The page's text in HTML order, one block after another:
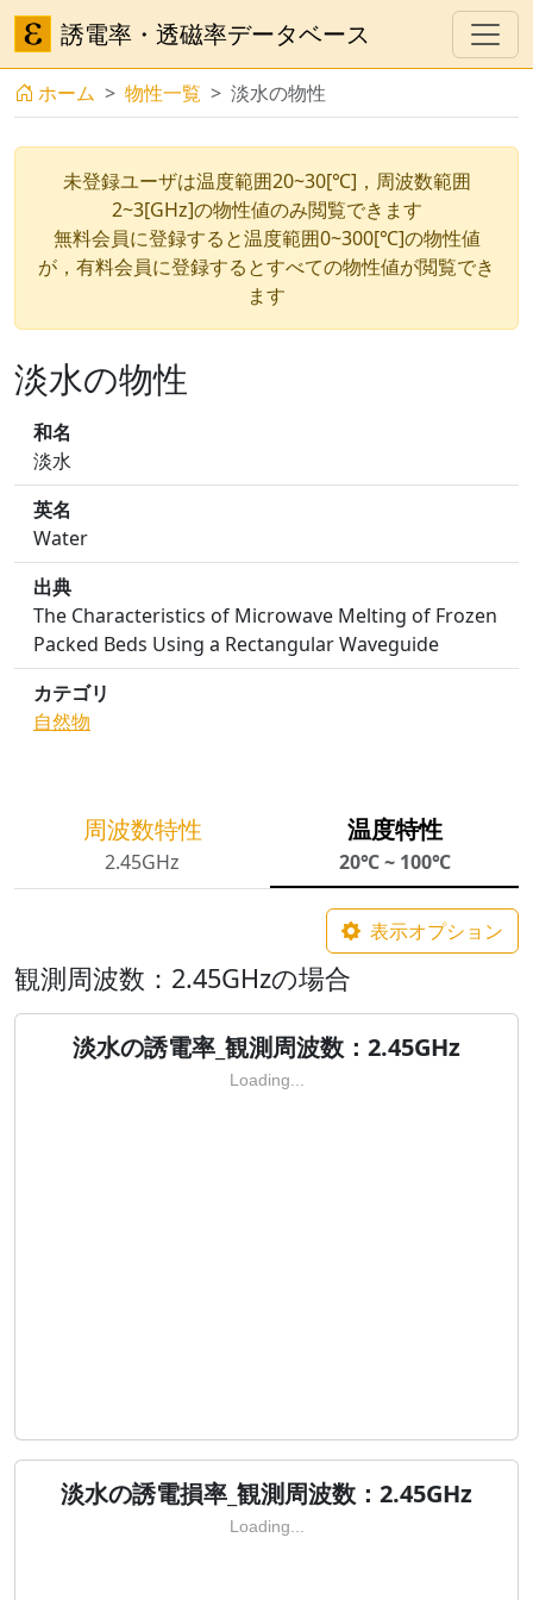
誘電率・透磁率データベース
ホーム 物性一覧 淡水の物性
未登録ユーザは温度範囲20~30[℃]，周波数範囲
2~3[GHz]の物性値のみ閲覧できます
無料会員に登録すると温度範囲0~300[℃]の物性値
が，有料会員に登録するとすべての物性値が閲覧でき
ます
淡水の物性
和名
淡水
英名
Water
出典
The Characteristics of Microwave Melting of Frozen
Packed Beds Using a Rectangular Waveguide
カテゴリ
自然物
周波数特性
2.45GHz
温度特性
20℃ ~ 100℃
表示オプション
観測周波数：2.45GHzの場合
淡水の誘電率_観測周波数：2.45GHz
Loading...
淡水の誘電損率_観測周波数：2.45GHz
Loading...